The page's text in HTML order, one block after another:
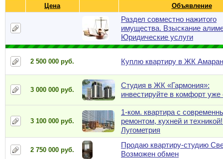
Цена Объявление
Раздел совместно нажитого
имущества. Взыскание
Юридические услуги
2 500 000 руб. Куплю квартиру в ЖК
3 000 000 руб.
Студия в ЖК «Гармония»:
инвестируйте в комфорт уже
3 100 000 руб.
1-ком. квартира с
ремонтом, кухней и
Лугометрия
2 750 000 руб.
Продаю квартиру-студию
Возможен обмен